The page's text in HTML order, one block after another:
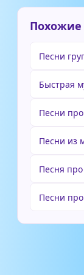
Похожие
Песни
Быстрая
Песни
Песни из
Песня
Песни